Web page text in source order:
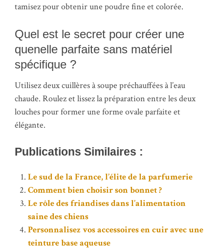
tamisez pour obtenir une poudre fine et colorée.
Quel est le secret pour créer une
quenelle parfaite sans matériel
spécifique ?
Utilisez deux cuillères à soupe préchauffées à l’eau
chaude. Roulez et lissez la préparation entre les deux
louches pour former une forme ovale parfaite et
élégante.
Publications Similaires :
Le sud de la France, l’élite de la parfumerie
Comment bien choisir son bonnet ?
Le rôle des friandises dans l’alimentation
saine des chiens
Personnalisez vos accessoires en cuir avec une
teinture base aqueuse